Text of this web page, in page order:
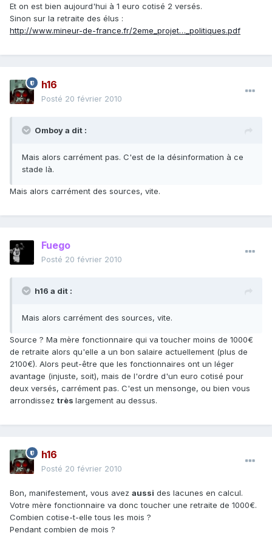
Et on est bien aujourd'hui à 1 euro cotisé 2 versés.
Sinon sur la retraite des élus :
http://www.mineur-de-france.fr/2eme_projet…_politiques.pdf
h16
Posté 20 février 2010
Omboy a dit :
Mais alors carrément pas. C'est de la désinformation à ce
stade là.
Mais alors carrément des sources, vite.
Fuego
Posté 20 février 2010
h16 a dit :
Mais alors carrément des sources, vite.
Source ? Ma mère fonctionnaire qui va toucher moins de 1000€
de retraite alors qu'elle a un bon salaire actuellement (plus de
2100€). Alors peut-être que les fonctionnaires ont un léger
avantage (injuste, soit), mais de l'ordre d'un euro cotisé pour
deux versés, carrément pas. C'est un mensonge, ou bien vous
arrondissez très largement au dessus.
h16
Posté 20 février 2010
Bon, manifestement, vous avez aussi des lacunes en calcul.
Votre mère fonctionnaire va donc toucher une retraite de 1000€.
Combien cotise-t-elle tous les mois ?
Pendant combien de mois ?